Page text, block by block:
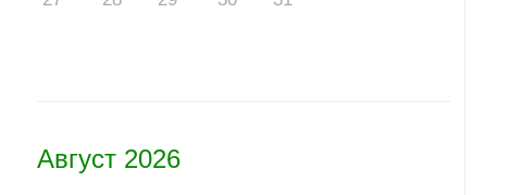
Август 2026